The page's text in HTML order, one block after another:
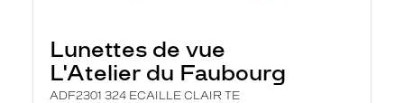
Lunettes de vue
L'Atelier du Faubourg
ADF2301 324 ECAILLE CLAIR TE